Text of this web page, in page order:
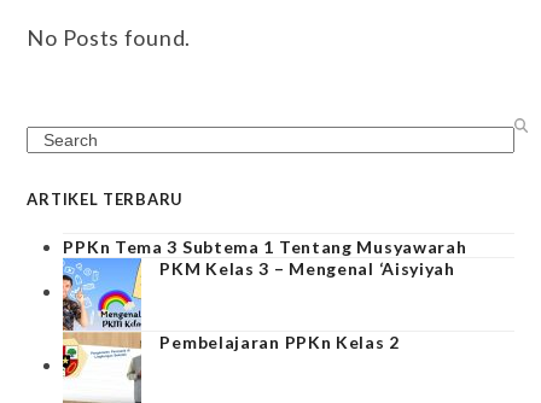
No Posts found.
Search
ARTIKEL TERBARU
PPKn Tema 3 Subtema 1 Tentang Musyawarah
PKM Kelas 3 – Mengenal ‘Aisyiyah
Pembelajaran PPKn Kelas 2